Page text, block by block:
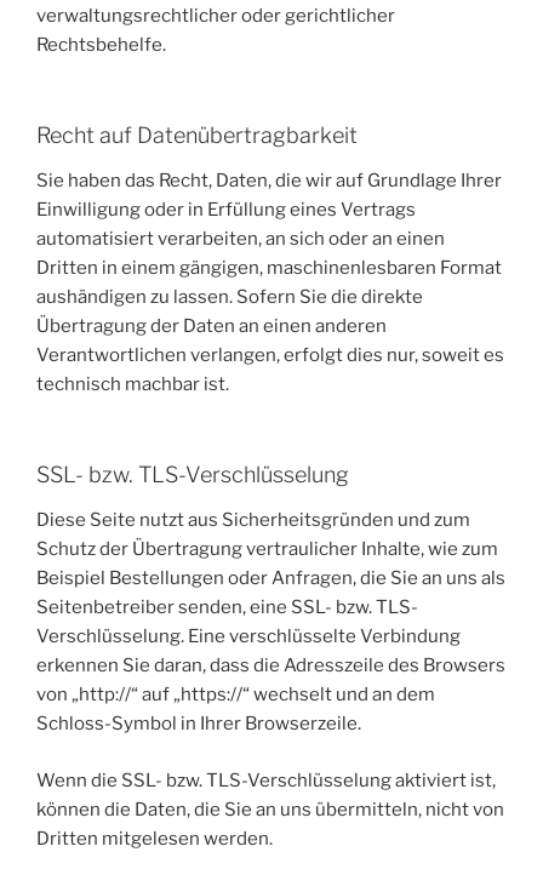
verwaltungsrechtlicher oder gerichtlicher
Rechtsbehelfe.
Recht auf Daten­übertrag­barkeit
Sie haben das Recht, Daten, die wir auf Grundlage Ihrer
Einwilligung oder in Erfüllung eines Vertrags
automatisiert verarbeiten, an sich oder an einen
Dritten in einem gängigen, maschinenlesbaren Format
aushändigen zu lassen. Sofern Sie die direkte
Übertragung der Daten an einen anderen
Verantwortlichen verlangen, erfolgt dies nur, soweit es
technisch machbar ist.
SSL- bzw. TLS-Verschlüsselung
Diese Seite nutzt aus Sicherheitsgründen und zum
Schutz der Übertragung vertraulicher Inhalte, wie zum
Beispiel Bestellungen oder Anfragen, die Sie an uns als
Seitenbetreiber senden, eine SSL- bzw. TLS-
Verschlüsselung. Eine verschlüsselte Verbindung
erkennen Sie daran, dass die Adresszeile des Browsers
von „http://“ auf „https://“ wechselt und an dem
Schloss-Symbol in Ihrer Browserzeile.
Wenn die SSL- bzw. TLS-Verschlüsselung aktiviert ist,
können die Daten, die Sie an uns übermitteln, nicht von
Dritten mitgelesen werden.